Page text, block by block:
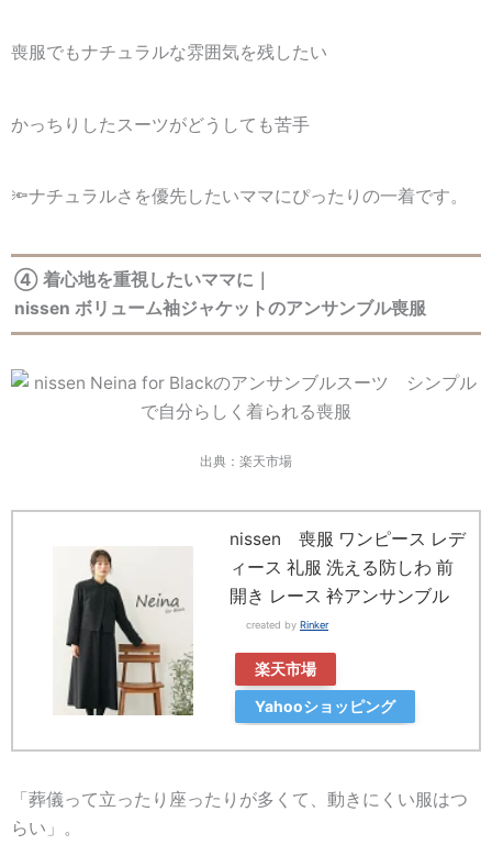
喪服でもナチュラルな雰囲気を残したい
かっちりしたスーツがどうしても苦手
🔦ナチュラルさを優先したいママにぴったりの一着です。
④ 着心地を重視したいママに｜
nissen ボリューム袖ジャケットのアンサンブル喪服
出典：楽天市場
nissen 喪服 ワンピース レデ
ィース 礼服 洗える防しわ 前
開き レース 衿アンサンブル
created by Rinker
楽天市場
Yahooショッピング
「葬儀って立ったり座ったりが多くて、動きにくい服はつ
らい」。